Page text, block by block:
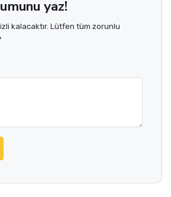
yaz!
kalacaktır. Lütfen tüm zorunlu